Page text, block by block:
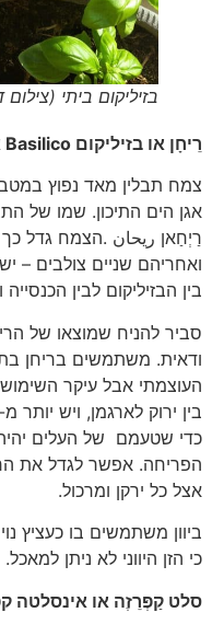
בזיליקום ביתי (צילום
רֵיחָן או בזיליקוםBasilico או
צמח תבלין מאד נפוץ
אגן הים התיכון. שמו של
רַיְחַאן ريحان .הצמח גדל כך
ואחריהם שניים צולבים – יש
בין הבזיליקום לבין הכנסייה
סביר להניח שמוצאו של
ודאית. משתמשים בריחן
העוצמתי אבל עיקר השימוש
כדי שטעמם של העלים יהיה
הפריחה. אפשר לגדל את
אצל כל ירקן ומרכול.
ביוון משתמשים בו כעציץ נוי
כי הזן היווני לא ניתן למאכל.
סלט קַפְּרֵזֶה או אינסלטה